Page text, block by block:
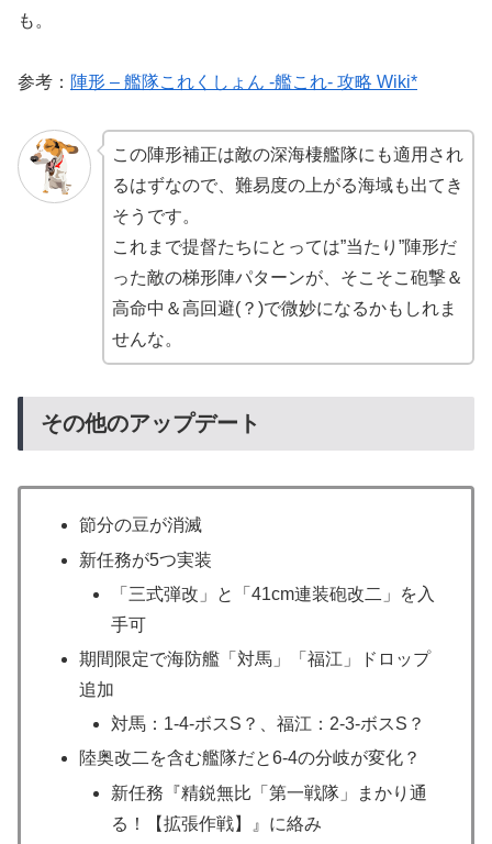
も。
参考： 陣形 – 艦隊これくしょん -艦これ- 攻略 Wiki*
この陣形補正は敵の深海棲艦隊にも適用され
るはずなので、難易度の上がる海域も出てき
そうです。
これまで提督たちにとっては”当たり”陣形だ
った敵の梯形陣パターンが、そこそこ砲撃＆
高命中＆高回避(？)で微妙になるかもしれま
せんな。
その他のアップデート
節分の豆が消滅
新任務が5つ実装
「三式弾改」と「41cm連装砲改二」を入
手可
期間限定で海防艦「対馬」「福江」ドロップ
追加
対馬：1-4-ボスS？、福江：2-3-ボスS？
陸奥改二を含む艦隊だと6-4の分岐が変化？
新任務『精鋭無比「第一戦隊」まかり通
る！【拡張作戦】』に絡み